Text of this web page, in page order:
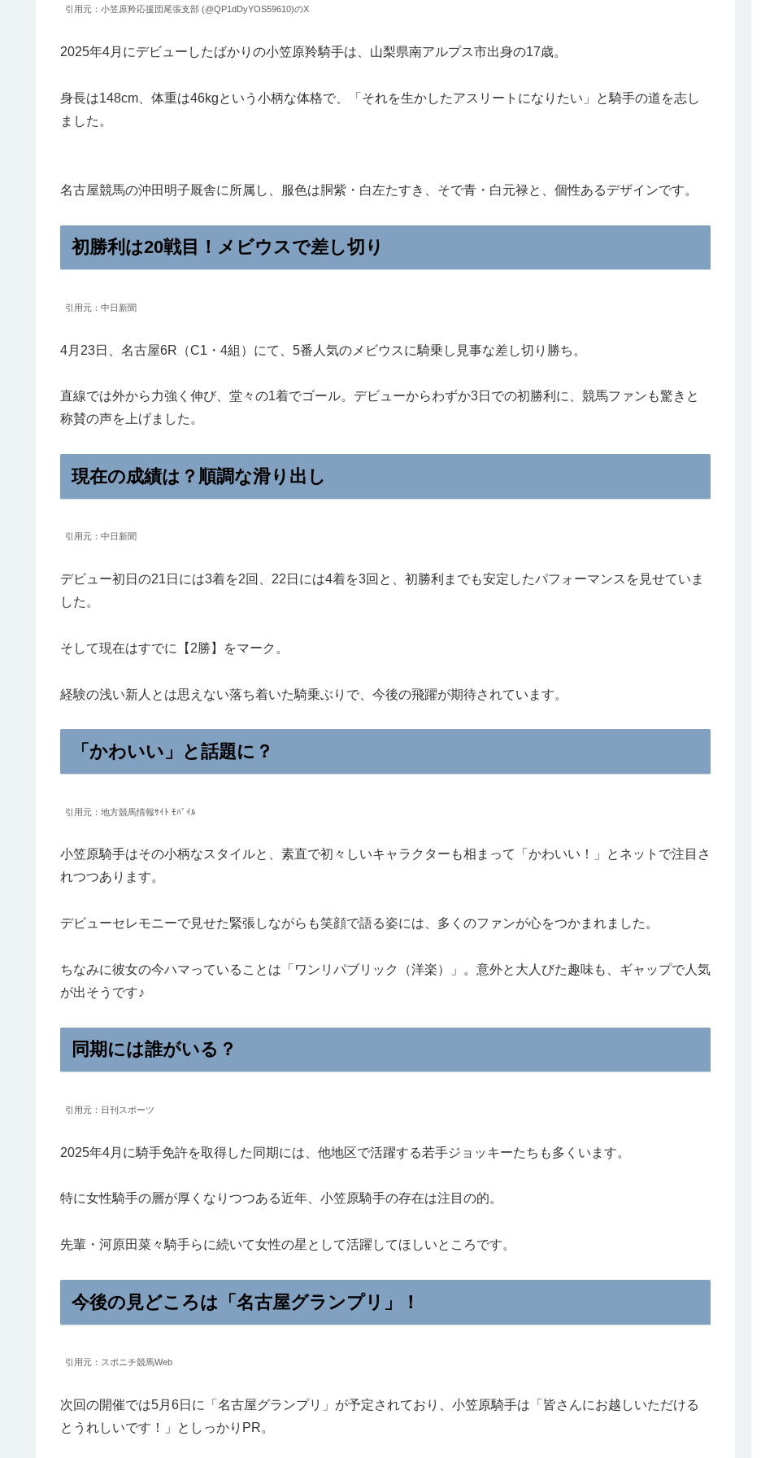
引用元：小笠原羚応援団尾張支部 (@QP1dDyYOS59610)のX
2025年4月にデビューしたばかりの小笠原羚騎手は、山梨県南アルプス市出身の17歳。
身長は148cm、体重は46kgという小柄な体格で、「それを生かしたアスリートになりたい」と騎手の道を志し
ました。
名古屋競馬の沖田明子厩舎に所属し、服色は胴紫・白左たすき、そで青・白元禄と、個性あるデザインです。
初勝利は20戦目！メビウスで差し切り
引用元：中日新聞
4月23日、名古屋6R（C1・4組）にて、5番人気のメビウスに騎乗し見事な差し切り勝ち。
直線では外から力強く伸び、堂々の1着でゴール。デビューからわずか3日での初勝利に、競馬ファンも驚きと
称賛の声を上げました。
現在の成績は？順調な滑り出し
引用元：中日新聞
デビュー初日の21日には3着を2回、22日には4着を3回と、初勝利までも安定したパフォーマンスを見せていま
した。
そして現在はすでに【2勝】をマーク。
経験の浅い新人とは思えない落ち着いた騎乗ぶりで、今後の飛躍が期待されています。
「かわいい」と話題に？
引用元：地方競馬情報ｻｲﾄ ﾓﾊﾞｲﾙ
小笠原騎手はその小柄なスタイルと、素直で初々しいキャラクターも相まって「かわいい！」とネットで注目さ
れつつあります。
デビューセレモニーで見せた緊張しながらも笑顔で語る姿には、多くのファンが心をつかまれました。
ちなみに彼女の今ハマっていることは「ワンリパブリック（洋楽）」。意外と大人びた趣味も、ギャップで人気
が出そうです♪
同期には誰がいる？
引用元：日刊スポーツ
2025年4月に騎手免許を取得した同期には、他地区で活躍する若手ジョッキーたちも多くいます。
特に女性騎手の層が厚くなりつつある近年、小笠原騎手の存在は注目の的。
先輩・河原田菜々騎手らに続いて女性の星として活躍してほしいところです。
今後の見どころは「名古屋グランプリ」！
引用元：スポニチ競馬Web
次回の開催では5月6日に「名古屋グランプリ」が予定されており、小笠原騎手は「皆さんにお越しいただける
とうれしいです！」としっかりPR。